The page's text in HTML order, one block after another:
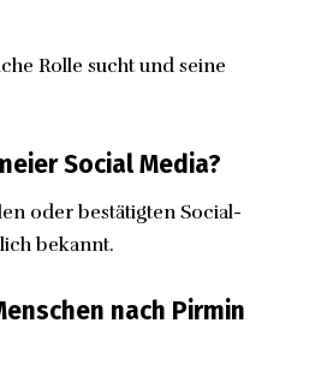
Rolle sucht und seine
Social Media?
oder bestätigten Social-
bekannt.
nach Pirmin